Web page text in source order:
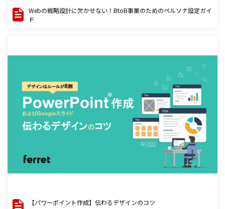
Webの戦略設計に欠かせない！BtoB事業のためのペルソナ設定ガイ
ド
【パワーポイント作成】伝わるデザインのコツ